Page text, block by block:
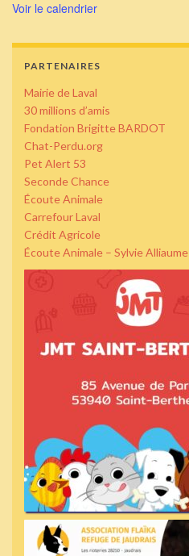
Voir le calendrier
PARTENAIRES
Mairie de Laval
30 millions d’amis
Fondation Brigitte BARDOT
Chat-Perdu.org
Pet Alert 53
Seconde Chance
Écoute Animale
Carrefour Laval
Crédit Agricole
Écoute Animale – Sylvie Alliaume